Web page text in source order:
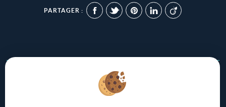
PARTAGER :
Afin de vous offrir un confort de lecture permanent, depuis